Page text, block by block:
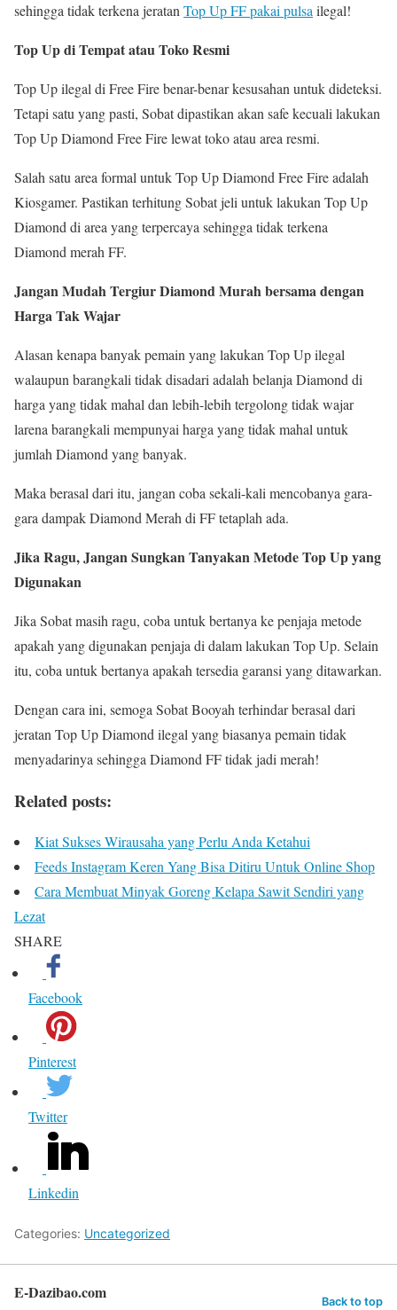
sehingga tidak terkena jeratan Top Up FF pakai pulsa ilegal!
Top Up di Tempat atau Toko Resmi
Top Up ilegal di Free Fire benar-benar kesusahan untuk dideteksi.
Tetapi satu yang pasti, Sobat dipastikan akan safe kecuali lakukan
Top Up Diamond Free Fire lewat toko atau area resmi.
Salah satu area formal untuk Top Up Diamond Free Fire adalah
Kiosgamer. Pastikan terhitung Sobat jeli untuk lakukan Top Up
Diamond di area yang terpercaya sehingga tidak terkena
Diamond merah FF.
Jangan Mudah Tergiur Diamond Murah bersama dengan
Harga Tak Wajar
Alasan kenapa banyak pemain yang lakukan Top Up ilegal
walaupun barangkali tidak disadari adalah belanja Diamond di
harga yang tidak mahal dan lebih-lebih tergolong tidak wajar
larena barangkali mempunyai harga yang tidak mahal untuk
jumlah Diamond yang banyak.
Maka berasal dari itu, jangan coba sekali-kali mencobanya gara-
gara dampak Diamond Merah di FF tetaplah ada.
Jika Ragu, Jangan Sungkan Tanyakan Metode Top Up yang
Digunakan
Jika Sobat masih ragu, coba untuk bertanya ke penjaja metode
apakah yang digunakan penjaja di dalam lakukan Top Up. Selain
itu, coba untuk bertanya apakah tersedia garansi yang ditawarkan.
Dengan cara ini, semoga Sobat Booyah terhindar berasal dari
jeratan Top Up Diamond ilegal yang biasanya pemain tidak
menyadarinya sehingga Diamond FF tidak jadi merah!
Related posts:
Kiat Sukses Wirausaha yang Perlu Anda Ketahui
Feeds Instagram Keren Yang Bisa Ditiru Untuk Online Shop
Cara Membuat Minyak Goreng Kelapa Sawit Sendiri yang
Lezat
SHARE
Facebook
Pinterest
Twitter
Linkedin
Categories: Uncategorized
E-Dazibao.com Back to top